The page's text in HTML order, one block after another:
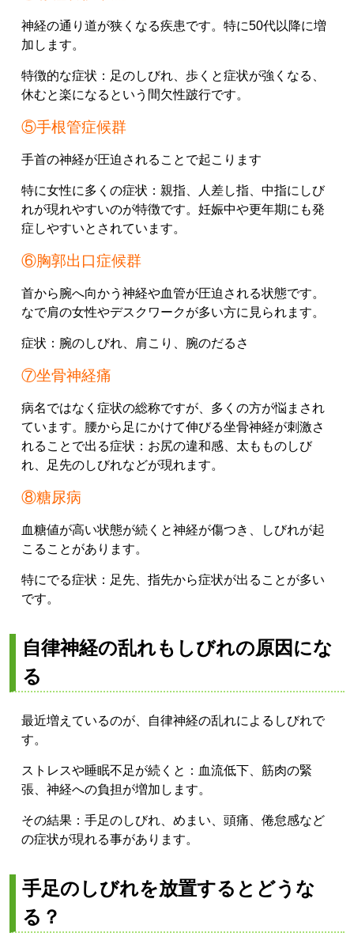
神経の通り道が狭くなる疾患です。 特に50代以降に増
加します。
特徴的な症状： 足のしびれ、 歩くと症状が強くなる、
休むと楽になる という間欠性跛行です。
⑤手根管症候群
手首の神経が圧迫されることで起こります
特に女性に多くの症状： 親指、 人差し指、 中指にしび
れが現れやすいのが特徴です。 妊娠中や更年期にも発
症しやすいとされています。
⑥胸郭出口症候群
首から腕へ向かう神経や血管が圧迫される状態です。
なで肩の女性やデスクワークが多い方に見られます。
症状： 腕のしびれ、 肩こり、 腕のだるさ
⑦坐骨神経痛
病名ではなく症状の総称ですが、多くの方が悩まされ
ています。 腰から足にかけて伸びる坐骨神経が刺激さ
れることで出る症状： お尻の違和感、 太もものしび
れ、
足先のしびれなどが現れます。
⑧糖尿病
血糖値が高い状態が続くと神経が傷つき、しびれが起
こることがあります。
特にでる症状： 足先、 指先から症状が出ることが多い
です。
自律神経の乱れもしびれの原因にな
る
最近増えているのが、自律神経の乱れによるしびれで
す。
ストレスや睡眠不足が続くと： 血流低下、 筋肉の緊
張、 神経への負担が増加します。
その結果： 手足のしびれ、 めまい、 頭痛、 倦怠感など
の症状が現れる事があります。
手足のしびれを放置するとどうな
る？